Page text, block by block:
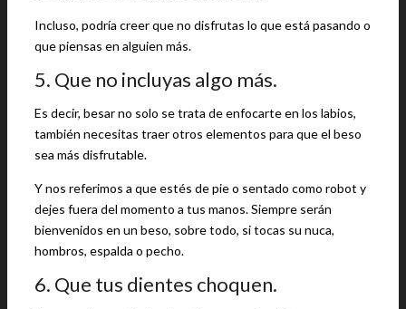
Incluso, podría creer que no disfrutas lo que está pasando o
que piensas en alguien más.
5. Que no incluyas algo más.
Es decir, besar no solo se trata de enfocarte en los labios,
también necesitas traer otros elementos para que el beso
sea más disfrutable.
Y nos referimos a que estés de pie o sentado como robot y
dejes fuera del momento a tus manos. Siempre serán
bienvenidos en un beso, sobre todo, si tocas su nuca,
hombros, espalda o pecho.
6. Que tus dientes choquen.